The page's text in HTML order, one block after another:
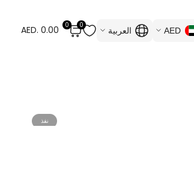
AED العربية
0
0
AED. 0.00
نفذ